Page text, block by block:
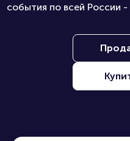
события по всей России